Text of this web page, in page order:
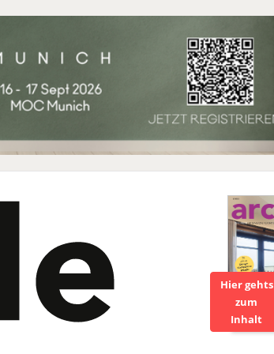
Hier gehts
zum
Inhalt